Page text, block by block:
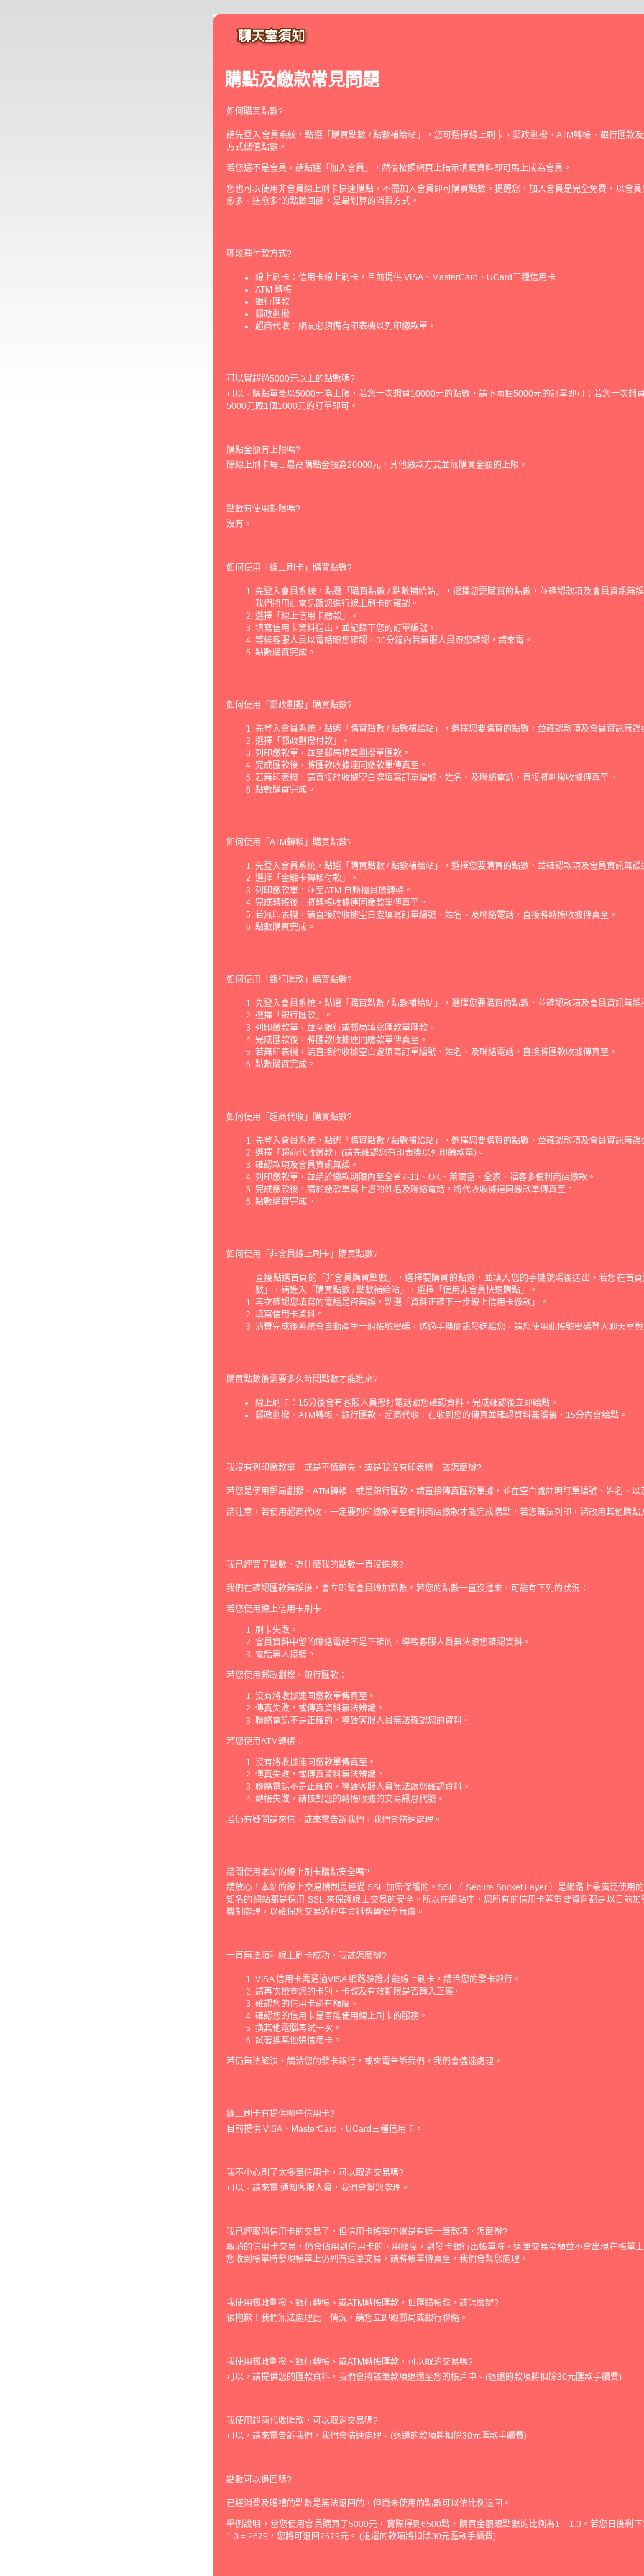
購點及繳款常見問題
如何購買點數?
請先登入會員系統，點選「購買點數 / 點數補給站」，您可選擇線上刷卡、郵政劃撥、ATM轉帳、銀行匯款
方式儲值點數。
若您還不是會員，請點選「加入會員」，然後按照網頁上指示填寫資料即可馬上成為會員。
您也可以使用非會員線上刷卡快速購點，不需加入會員即可購買點數。提醒您，加入會員是完全免費，以會員
愈多、送愈多”的點數回饋，是最划算的消費方式。
哪幾種付款方式?
線上刷卡：信用卡線上刷卡，目前提供 VISA、MasterCard、UCard三種信用卡
ATM 轉帳
銀行匯款
郵政劃撥
超商代收：網友必須備有印表機以列印繳款單。
可以買超過5000元以上的點數嗎?
可以。購點單筆以5000元為上限，若您一次想買10000元的點數，請下兩個5000元的訂單即可；若您一次想
5000元跟1個1000元的訂單即可。
購點金額有上限嗎?
除線上刷卡每日最高購點金額為20000元，其他繳款方式並無購買金額的上限。
點數有使用期限嗎?
沒有。
如何使用「線上刷卡」購買點數?
先登入會員系統，點選「購買點數 / 點數補給站」，選擇您要購買的點數，並確認款項及會員資訊無
我們將用此電話跟您進行線上刷卡的確認。
選擇「線上信用卡繳款」。
填寫信用卡資料送出，並記錄下您的訂單編號。
等候客服人員以電話跟您確認，30分鐘內若無服人員跟您確認，請來電。
點數購買完成。
如何使用「郵政劃撥」購買點數?
先登入會員系統，點選「購買點數 / 點數補給站」，選擇您要購買的點數，並確認款項及會員資訊無誤
選擇「郵政劃撥付款」。
列印繳款單，並至郵局填寫劃撥單匯款。
完成匯款後，將匯款收據連同繳款單傳真至。
若無印表機，請直接於收據空白處填寫訂單編號、姓名、及聯絡電話，直接將劃撥收據傳真至。
點數購買完成。
如何使用「ATM轉帳」購買點數?
先登入會員系統，點選「購買點數 / 點數補給站」，選擇您要購買的點數，並確認款項及會員資訊無誤
選擇「金融卡轉帳付款」。
列印繳款單，並至ATM 自動櫃員機轉帳。
完成轉帳後，將轉帳收據連同繳款單傳真至。
若無印表機，請直接於收據空白處填寫訂單編號、姓名、及聯絡電話，直接將轉帳收據傳真至。
點數購買完成。
如何使用「銀行匯款」購買點數?
先登入會員系統，點選「購買點數 / 點數補給站」，選擇您要購買的點數，並確認款項及會員資訊無誤
選擇「銀行匯款」。
列印繳款單，並至銀行或郵局填寫匯款單匯款。
完成匯款後，將匯款收據連同繳款單傳真至。
若無印表機，請直接於收據空白處填寫訂單編號、姓名、及聯絡電話，直接將匯款收據傳真至。
點數購買完成。
如何使用「超商代收」購買點數?
先登入會員系統，點選「購買點數 / 點數補給站」，選擇您要購買的點數，並確認款項及會員資訊無誤
選擇「超商代收繳款」(請先確認您有印表機以列印繳款單)。
確認款項及會員資訊無誤。
列印繳款單，並請於繳款期限內至全省7-11、OK、萊爾富、全家、福客多便利商店繳款。
完成繳款後，請於繳款單寫上您的姓名及聯絡電話，將代收收據連同繳款單傳真至。
點數購買完成。
如何使用「非會員線上刷卡」購買點數?
直接點選首頁的「非會員購買點數」，選擇要購買的點數，並填入您的手機號碼後送出。若您在首
數」，請進入「購買點數 / 點數補給站」，選擇「使用非會員快速購點」。
再次確認您填寫的電話是否無誤，點選「資料正確下一步線上信用卡繳款」。
填寫信用卡資料。
消費完成後系統會自動產生一組帳號密碼，透過手機簡訊發送給您，請您使用此帳號密碼登入聊天室
購買點數後需要多久時間點數才能進來?
線上刷卡：15分後會有客服人員撥打電話跟您確認資料，完成確認後立即給點。
郵政劃撥、ATM轉帳、銀行匯款、超商代收：在收到您的傳真並確認資料無誤後，15分內會給點。
我沒有列印繳款單，或是不慎遺失，或是我沒有印表機，該怎麼辦?
若您是使用郵局劃撥、ATM轉帳、或是銀行匯款，請直接傳真匯款單據，並在空白處註明訂單編號、姓名、以
請注意，若使用超商代收，一定要列印繳款單至便利商店繳款才能完成購點，若您無法列印，請改用其他購點
我已經買了點數，為什麼我的點數一直沒進來?
我們在確認匯款無誤後，會立即幫會員增加點數。若您的點數一直沒進來，可能有下列的狀況：
若您使用線上信用卡刷卡：
刷卡失敗。
會員資料中留的聯絡電話不是正確的，導致客服人員無法跟您確認資料。
電話無人接聽。
若您使用郵政劃撥、銀行匯款：
沒有將收據連同繳款單傳真至。
傳真失敗，或傳真資料無法辨識。
聯絡電話不是正確的，導致客服人員無法確認您的資料。
若您使用ATM轉帳：
沒有將收據連同繳款單傳真至。
傳真失敗，或傳真資料無法辨識。
聯絡電話不是正確的，導致客服人員無法跟您確認資料。
轉帳失敗，請核對您的轉帳收據的交易訊息代號。
若仍有疑問請來信，或來電告訴我們，我們會儘速處理。
請問使用本站的線上刷卡購點安全嗎?
請放心！本站的線上交易機制是經過 SSL 加密保護的。SSL（ Secure Socket Layer ）是網路上最廣泛使用
知名的網站都是採用 SSL 來保護線上交易的安全。所以在網站中，您所有的信用卡等重要資料都是以目前
機制處理，以確保您交易過程中資料傳輸安全無虞。
一直無法順利線上刷卡成功，我該怎麼辦?
VISA 信用卡需通過VISA 網路驗證才能線上刷卡，請洽您的發卡銀行。
請再次檢查您的卡別、卡號及有效期限是否輸入正確。
確認您的信用卡尚有額度。
確認您的信用卡是否能使用線上刷卡的服務。
換其他電腦再試一次。
試著換其他張信用卡。
若仍無法解決，請洽您的發卡銀行，或來電告訴我們，我們會儘速處理。
線上刷卡有提供哪些信用卡?
目前提供 VISA、MasterCard、UCard三種信用卡。
我不小心刷了太多筆信用卡，可以取消交易嗎?
可以。請來電 通知客服人員，我們會幫您處理。
我已經取消信用卡的交易了，但信用卡帳單中還是有這一筆款項，怎麼辦?
取消的信用卡交易，仍會佔用到信用卡的可用額度，到發卡銀行出帳單時，這筆交易金額並不會出現在帳單
您收到帳單時發現帳單上仍列有這筆交易，請將帳單傳真至，我們會幫您處理。
我使用郵政劃撥、銀行轉帳、或ATM轉帳匯款，但匯錯帳號，該怎麼辦?
很抱歉！我們無法處理此一情況，請您立即跟郵局或銀行聯絡。
我使用郵政劃撥、銀行轉帳、或ATM轉帳匯款，可以取消交易嗎?
可以，請提供您的匯款資料，我們會將該筆款項退還至您的帳戶中。(退還的款項將扣除30元匯款手續費)
我使用超商代收匯款，可以取消交易嗎?
可以，請來電告訴我們，我們會儘速處理。(退還的款項將扣除30元匯款手續費)
點數可以退回嗎?
已經消費及贈禮的點數是無法退回的，但尚未使用的點數可以依比例退回。
舉例說明，當您使用會員購買了5000元，實際得到6500點，購買金額跟點數的比例為1：1.3。若您日後剩
1.3 = 2679，您將可退回2679元。 (退還的款項將扣除30元匯款手續費)